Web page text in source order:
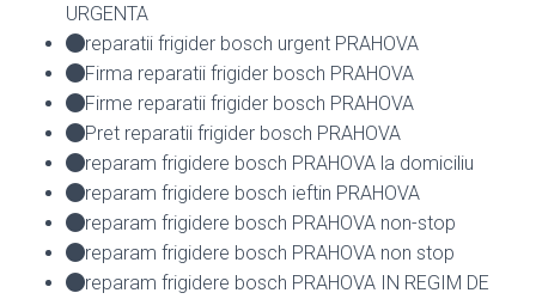
URGENTA
reparatii frigider bosch urgent PRAHOVA
Firma reparatii frigider bosch PRAHOVA
Firme reparatii frigider bosch PRAHOVA
Pret reparatii frigider bosch PRAHOVA
reparam frigidere bosch PRAHOVA la domiciliu
reparam frigidere bosch ieftin PRAHOVA
reparam frigidere bosch PRAHOVA non-stop
reparam frigidere bosch PRAHOVA non stop
reparam frigidere bosch PRAHOVA IN REGIM DE